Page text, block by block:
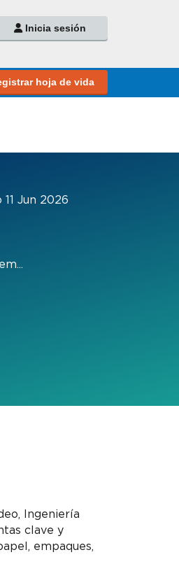
Inicia sesión
hoja de vida
Jun 2026
Ingeniería
clave y
empaques,